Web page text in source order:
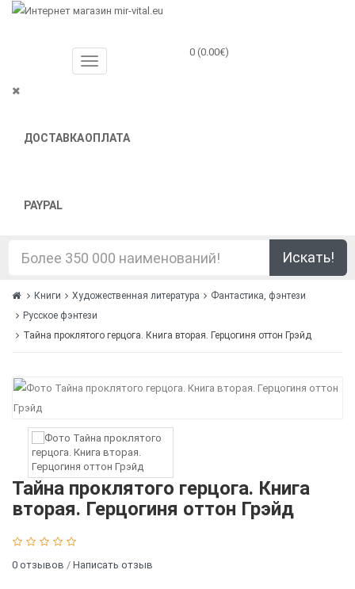
ДОСТАВКАОПЛАТА
PAYPAL
0 (0.00€)
Искать!
Книги Художественная литература
Фантастика, фэнтези
Русское фэнтези
Тайна проклятого герцога. Книга вторая. Герцогиня оттон Грэйд
Тайна проклятого герцога. Книга
вторая. Герцогиня оттон Грэйд
0 отзывов / Написать отзыв